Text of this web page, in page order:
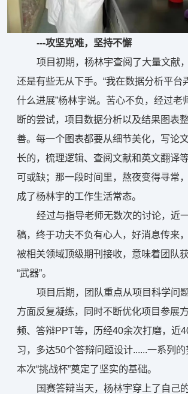
---攻坚克难，坚持不懈
项目初期，杨林宇查阅了大量文献
还是有些无从下手。“我在数据分析平台
什么进展”杨林宇说。苦心不负，经过老
断的尝试，项目数据分析以及结果图表
善。每一个图表都要从细节美化，写论
长的，梳理逻辑、查阅文献和英文翻译
可或缺；那一段时间里，熬夜变得寻常
成了杨林宇的工作生活常态。
经过与指导老师无数次的讨论，近
稿，终于功夫不负有心人，好消息传来
被相关领域顶级期刊接收，意味着团队
“武器”。
项目后期，团队重点从项目科学问
方面反复凝练，同时不断优化项目参展
频、答辩PPT等，历经40余次打磨，近
习，多达50个答辩问题设计......一系列
本次“挑战杯”奠定了坚实的基础。
国赛答辩当天，杨林宇穿上了自己